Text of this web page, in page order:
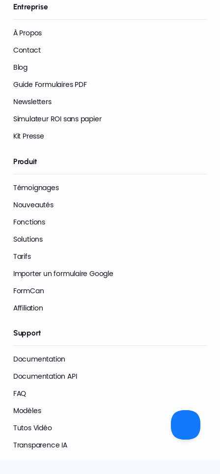
Entreprise
À Propos
Contact
Blog
Guide Formulaires PDF
Newsletters
Simulateur ROI sans papier
Kit Presse
Produit
Témoignages
Nouveautés
Fonctions
Solutions
Tarifs
Importer un formulaire Google
FormCan
Affiliation
Support
Documentation
Documentation API
FAQ
Modèles
Tutos Vidéo
Transparence IA